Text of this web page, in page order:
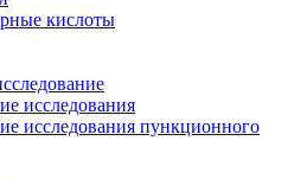
кислоты
исследования
исследования пункционного